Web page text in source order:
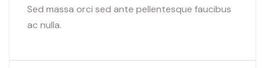
Sed massa orci sed ante pellentesque faucibus
ac nulla.